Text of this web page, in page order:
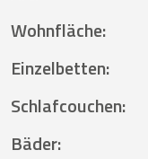
Wohnfläche:
Einzelbetten:
Schlafcouchen:
Bäder: